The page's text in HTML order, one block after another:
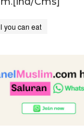
you can eat